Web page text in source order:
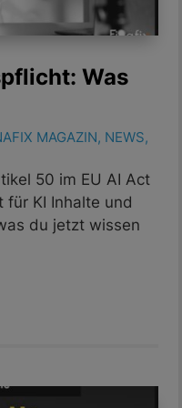
Was
MAGAZIN, NEWS,
50 im EU AI Act
für KI Inhalte und
du jetzt wissen